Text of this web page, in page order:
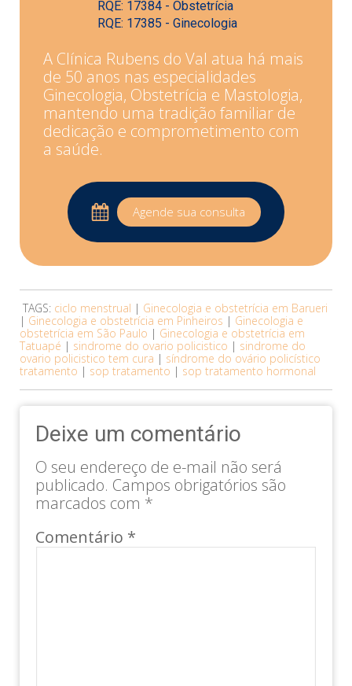
RQE: 17384 - Obstetrícia
RQE: 17385 - Ginecologia
A Clínica Rubens do Val atua há mais
de 50 anos nas especialidades
Ginecologia, Obstetrícia e Mastologia,
mantendo uma tradição familiar de
dedicação e comprometimento com
a saúde.
Agende sua consulta
TAGS: ciclo menstrual | Ginecologia e obstetrícia em Barueri
| Ginecologia e obstetrícia em Pinheiros | Ginecologia e
obstetrícia em São Paulo | Ginecologia e obstetrícia em
Tatuapé | sindrome do ovario policistico | sindrome do
ovario policistico tem cura | síndrome do ovário policístico
tratamento | sop tratamento | sop tratamento hormonal
Deixe um comentário
O seu endereço de e-mail não será
publicado. Campos obrigatórios são
marcados com *
Comentário *